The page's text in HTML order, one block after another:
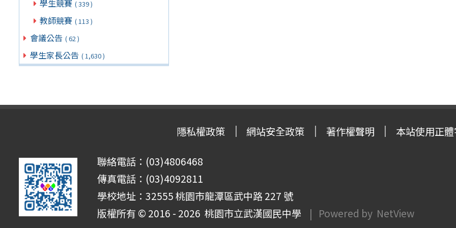
學生競賽 ( 339 )
教師競賽 ( 113 )
會議公告 ( 62 )
學生家長公告 ( 1,630 )
隱私權政策 網站安全政策 著作權聲明 本站使用正
聯絡電話：(03)4806468
傳真電話：(03)4092811
學校地址：32555 桃園市龍潭區武中路 227 號
版權所有 © 2016 - 2026 桃園市立武漢國民中學 | Powered by NetView